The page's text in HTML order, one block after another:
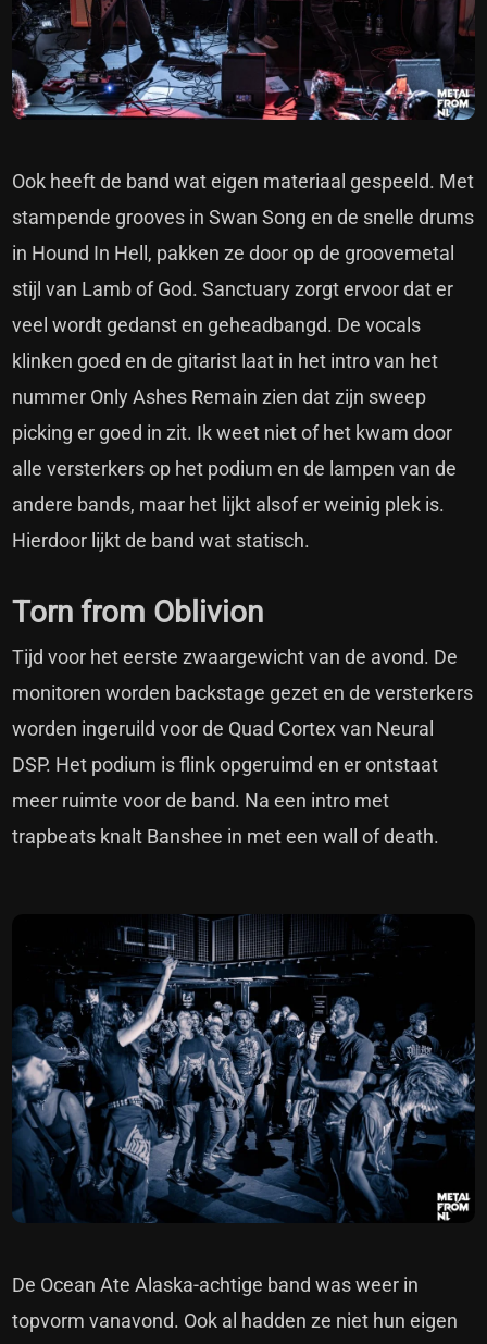
Ook heeft de band wat eigen materiaal gespeeld. Met
stampende grooves in Swan Song en de snelle drums
in Hound In Hell, pakken ze door op de groovemetal
stijl van Lamb of God. Sanctuary zorgt ervoor dat er
veel wordt gedanst en geheadbangd. De vocals
klinken goed en de gitarist laat in het intro van het
nummer Only Ashes Remain zien dat zijn sweep
picking er goed in zit. Ik weet niet of het kwam door
alle versterkers op het podium en de lampen van de
andere bands, maar het lijkt alsof er weinig plek is.
Hierdoor lijkt de band wat statisch.
Torn from Oblivion
Tijd voor het eerste zwaargewicht van de avond. De
monitoren worden backstage gezet en de versterkers
worden ingeruild voor de Quad Cortex van Neural
DSP. Het podium is flink opgeruimd en er ontstaat
meer ruimte voor de band. Na een intro met
trapbeats knalt Banshee in met een wall of death.
De Ocean Ate Alaska-achtige band was weer in
topvorm vanavond. Ook al hadden ze niet hun eigen